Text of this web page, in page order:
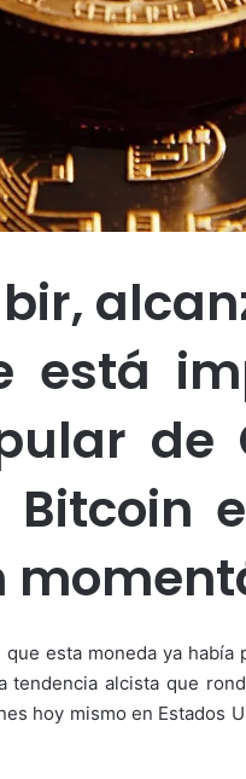
está
esta moneda ya
alcista que
hoy mismo en Estados